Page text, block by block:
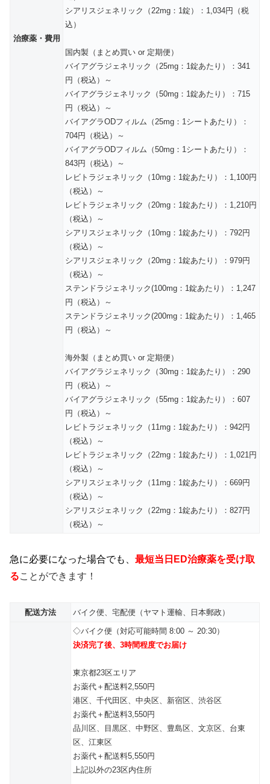
治療薬・費用
シアリスジェネリック（22mg：1錠）：1,034円（税
込）
国内製（まとめ買い or 定期便）
バイアグラジェネリック（25mg：1錠あたり）：341
円（税込）～
バイアグラジェネリック（50mg：1錠あたり）：715
円（税込）～
バイアグラODフィルム（25mg：1シートあたり）：
704円（税込）～
バイアグラODフィルム（50mg：1シートあたり）：
843円（税込）～
レビトラジェネリック（10mg：1錠あたり）：1,100円
（税込）～
レビトラジェネリック（20mg：1錠あたり）：1,210円
（税込）～
シアリスジェネリック（10mg：1錠あたり）：792円
（税込）～
シアリスジェネリック（20mg：1錠あたり）：979円
（税込）～
ステンドラジェネリック(100mg：1錠あたり）：1,247
円（税込）～
ステンドラジェネリック(200mg：1錠あたり）：1,465
円（税込）～
海外製（まとめ買い or 定期便）
バイアグラジェネリック（30mg：1錠あたり）：290
円（税込）～
バイアグラジェネリック（55mg：1錠あたり）：607
円（税込）～
レビトラジェネリック（11mg：1錠あたり）：942円
（税込）～
レビトラジェネリック（22mg：1錠あたり）：1,021円
（税込）～
シアリスジェネリック（11mg：1錠あたり）：669円
（税込）～
シアリスジェネリック（22mg：1錠あたり）：827円
（税込）～
急に必要になった場合でも、 最短当日ED治療薬を受け取
ることができます！
配送方法 バイク便、宅配便（ヤマト運輸、日本郵政）
◇バイク便（対応可能時間 8:00 ～ 20:30）
決済完了後、3時間程度でお届け
東京都23区エリア
お薬代＋配送料2,550円
港区、千代田区、中央区、新宿区、渋谷区
お薬代＋配送料3,550円
品川区、目黒区、中野区、豊島区、文京区、台東
区、江東区
お薬代＋配送料5,550円
上記以外の23区内住所